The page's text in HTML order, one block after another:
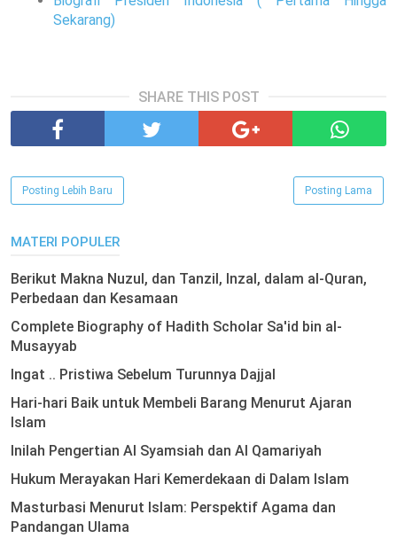
Sekarang)
SHARE THIS POST
Posting Lebih Baru Posting Lama
MATERI POPULER
Berikut Makna Nuzul, dan Tanzil, Inzal, dalam al-Quran,
Perbedaan dan Kesamaan
Complete Biography of Hadith Scholar Sa'id bin al-
Musayyab
Ingat .. Pristiwa Sebelum Turunnya Dajjal
Hari-hari Baik untuk Membeli Barang Menurut Ajaran
Islam
Inilah Pengertian Al Syamsiah dan Al Qamariyah
Hukum Merayakan Hari Kemerdekaan di Dalam Islam
Masturbasi Menurut Islam: Perspektif Agama dan
Pandangan Ulama